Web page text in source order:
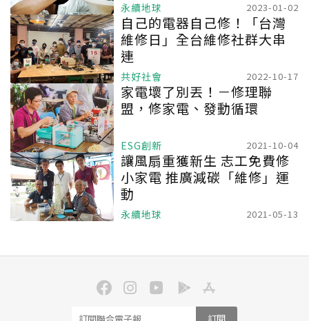
永續地球 2023-01-02
自己的電器自己修！「台灣
維修日」全台維修社群大串
連
共好社會 2022-10-17
家電壞了別丟！－修理聯
盟，修家電、發動循環
ESG創新 2021-10-04
讓風扇重獲新生 志工免費修
小家電 推廣減碳「維修」運
動
永續地球 2021-05-13